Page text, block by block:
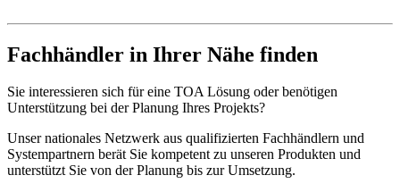
Fachhändler in Ihrer Nähe finden
Sie interessieren sich für eine TOA Lösung oder benötigen
Unterstützung bei der Planung Ihres Projekts?
Unser nationales Netzwerk aus qualifizierten Fachhändlern und
Systempartnern berät Sie kompetent zu unseren Produkten und
unterstützt Sie von der Planung bis zur Umsetzung.